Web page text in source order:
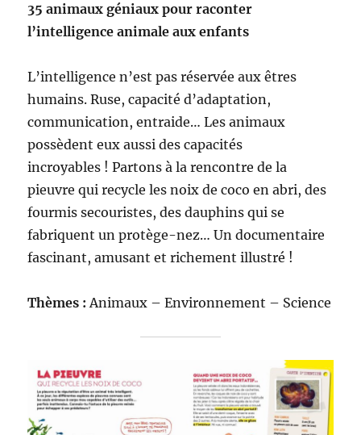
35 animaux géniaux pour raconter
l’intelligence animale aux enfants
L’intelligence n’est pas réservée aux êtres
humains. Ruse, capacité d’adaptation,
communication, entraide… Les animaux
possèdent eux aussi des capacités
incroyables ! Partons à la rencontre de la
pieuvre qui recycle les noix de coco en abri, des
fourmis secouristes, des dauphins qui se
fabriquent un protège-nez… Un documentaire
fascinant, amusant et richement illustré !
Thèmes :Animaux – Environnement – Science